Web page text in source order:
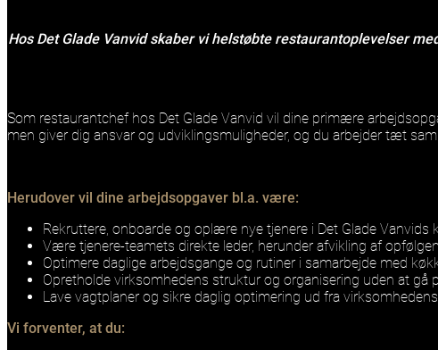
Hos Det Glade Vanvid skaber vi helstøbte restaurantoplevelser
Som restaurantchef hos Det Glade Vanvid vil dine primære
men giver dig ansvar og udviklingsmuligheder, og du arbejder tæt
Herudover vil dine arbejdsopgaver bl.a. være:
Rekruttere, onboarde og oplære nye tjenere i Det Glade
Være tjenere-teamets direkte leder, herunder afvikling af
Optimere daglige arbejdsgange og rutiner i samarbejde med
Opretholde virksomhedens struktur og organisering uden at gå
Lave vagtplaner og sikre daglig optimering ud fra
Vi forventer, at du: